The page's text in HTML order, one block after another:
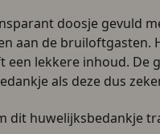
doosje gevuld
aan de bruiloftgasten.
een lekkere inhoud. De
als deze dus
dit huwelijksbedankje